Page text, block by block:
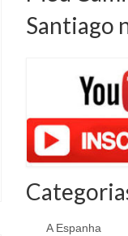
Santiago
A Espanha